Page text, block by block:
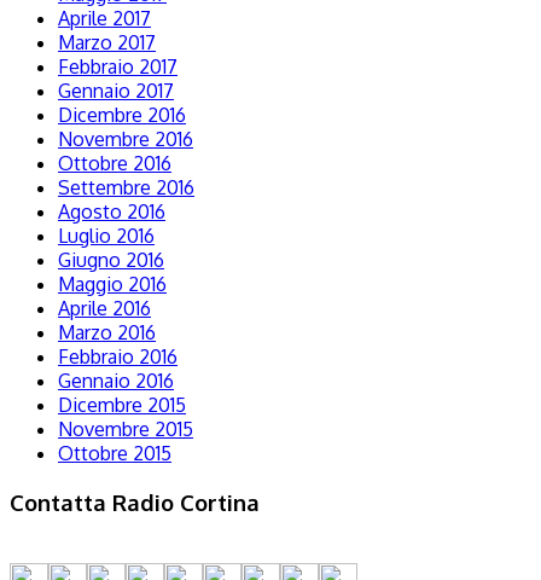
Aprile 2017
Marzo 2017
Febbraio 2017
Gennaio 2017
Dicembre 2016
Novembre 2016
Ottobre 2016
Settembre 2016
Agosto 2016
Luglio 2016
Giugno 2016
Maggio 2016
Aprile 2016
Marzo 2016
Febbraio 2016
Gennaio 2016
Dicembre 2015
Novembre 2015
Ottobre 2015
Contatta Radio Cortina